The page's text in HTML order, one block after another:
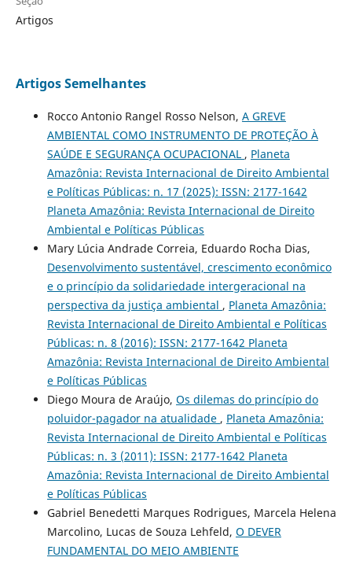
Artigos
Artigos Semelhantes
Rocco Antonio Rangel Rosso Nelson, A GREVE
AMBIENTAL COMO INSTRUMENTO DE PROTEÇÃO À
SAÚDE E SEGURANÇA OCUPACIONAL , Planeta
Amazônia: Revista Internacional de Direito Ambiental
e Políticas Públicas: n. 17 (2025): ISSN: 2177-1642
Planeta Amazônia: Revista Internacional de Direito
Ambiental e Políticas Públicas
Mary Lúcia Andrade Correia, Eduardo Rocha Dias,
Desenvolvimento sustentável, crescimento econômico
e o princípio da solidariedade intergeracional na
perspectiva da justiça ambiental , Planeta Amazônia:
Revista Internacional de Direito Ambiental e Políticas
Públicas: n. 8 (2016): ISSN: 2177-1642 Planeta
Amazônia: Revista Internacional de Direito Ambiental
e Políticas Públicas
Diego Moura de Araújo, Os dilemas do princípio do
poluidor-pagador na atualidade , Planeta Amazônia:
Revista Internacional de Direito Ambiental e Políticas
Públicas: n. 3 (2011): ISSN: 2177-1642 Planeta
Amazônia: Revista Internacional de Direito Ambiental
e Políticas Públicas
Gabriel Benedetti Marques Rodrigues, Marcela Helena
Marcolino, Lucas de Souza Lehfeld, O DEVER
FUNDAMENTAL DO MEIO AMBIENTE